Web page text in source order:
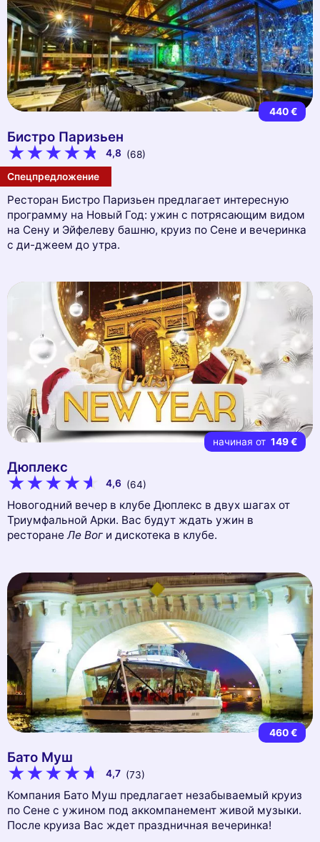
440 €
Бистро Паризьен
4,8 (68)
Спецпредложение
Ресторан Бистро Паризьен предлагает интересную
программу на Новый Год: ужин с потрясающим видом
на Сену и Эйфелеву башню, круиз по Сене и вечеринка
с ди-джеем до утра.
начиная от 149 €
Дюплекс
4,6 (64)
Новогодний вечер в клубе Дюплекс в двух шагах от
Триумфальной Арки. Вас будут ждать ужин в
ресторанеЛе Вог и дискотека в клубе.
460 €
Бато Муш
4,7 (73)
Компания Бато Муш предлагает незабываемый круиз
по Сене с ужином под аккомпанемент живой музыки.
После круиза Вас ждет праздничная вечеринка!